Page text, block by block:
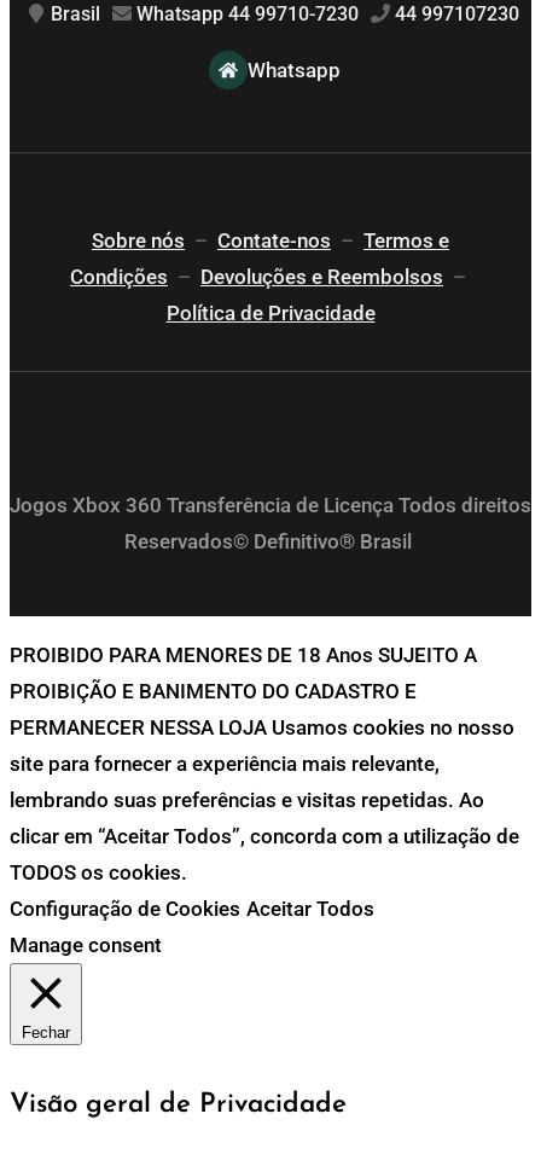
Brasil Whatsapp 44 99710-7230 44 997107230
Whatsapp
Sobre nós – Contate-nos – Termos e
Condições – Devoluções e Reembolsos –
Política de Privacidade
Jogos Xbox 360 Transferência de Licença Todos direitos
Reservados© Definitivo® Brasil
PROIBIDO PARA MENORES DE 18 Anos SUJEITO A
PROIBIÇÃO E BANIMENTO DO CADASTRO E
PERMANECER NESSA LOJA Usamos cookies no nosso
site para fornecer a experiência mais relevante,
lembrando suas preferências e visitas repetidas. Ao
clicar em “Aceitar Todos”, concorda com a utilização de
TODOS os cookies.
Configuração de Cookies Aceitar Todos
Manage consent
Fechar
Visão geral de Privacidade